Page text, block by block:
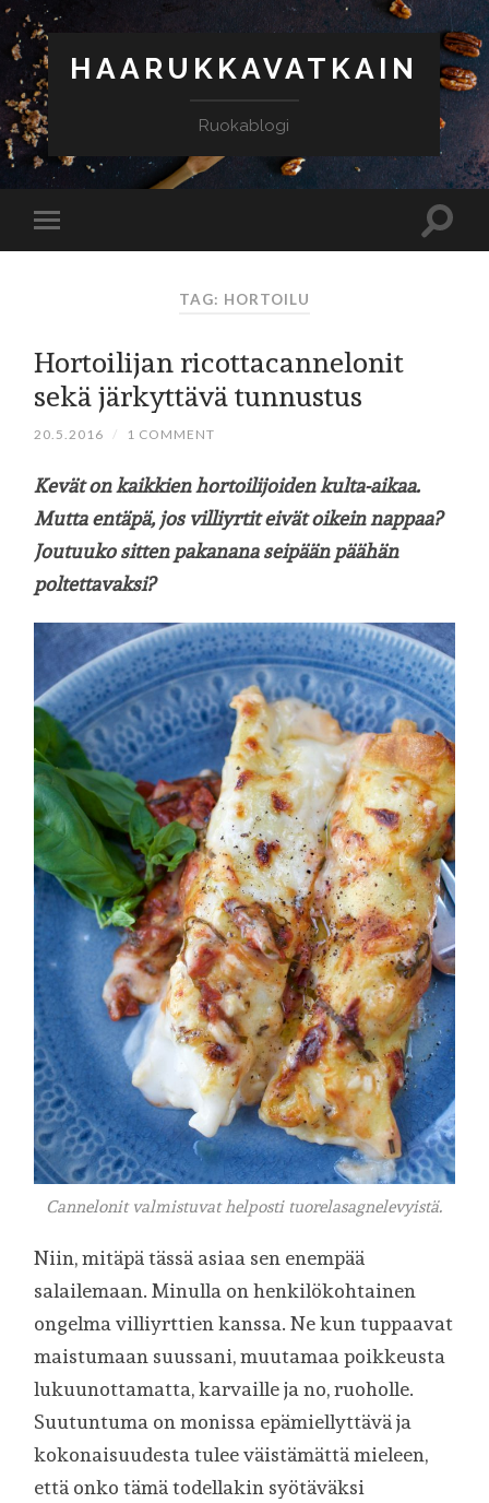
HAARUKKAVATKAIN
Ruokablogi
TAG: HORTOILU
Hortoilijan ricottacannelonit
sekä järkyttävä tunnustus
20.5.2016 / 1 COMMENT
Kevät on kaikkien hortoilijoiden kulta-aikaa.
Mutta entäpä, jos villiyrtit eivät oikein nappaa?
Joutuuko sitten pakanana seipään päähän
poltettavaksi?
Cannelonit valmistuvat helposti tuorelasagnelevyistä.
Niin, mitäpä tässä asiaa sen enempää
salailemaan. Minulla on henkilökohtainen
ongelma villiyrttien kanssa. Ne kun tuppaavat
maistumaan suussani, muutamaa poikkeusta
lukuunottamatta, karvaille ja no, ruoholle.
Suutuntuma on monissa epämiellyttävä ja
kokonaisuudesta tulee väistämättä mieleen,
että onko tämä todellakin syötäväksi